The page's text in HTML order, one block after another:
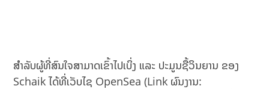
ສຳລັບຜູ້ທີ່ສົນໃຈສາມາດເຂົ້າໄປເບິ່ງ ແລະ ປະມູນຊື້ວິນຍານ ຂອງ
Schaik ໄດ້ທີ່ເວັບໄຊ OpenSea (Link ຜົນງານ: